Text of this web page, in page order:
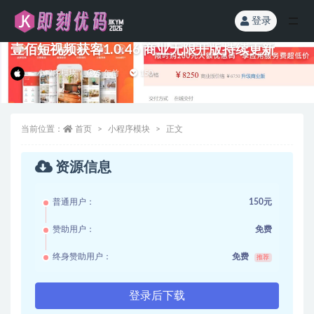
登录
壹佰短视频获客1.0.46 商业无限开版持续更新
小程序模块 5 年前 150
当前位置： 首页 小程序模块 正文
资源信息
普通用户： 150元
赞助用户： 免费
终身赞助用户： 免费 推荐
登录后下载